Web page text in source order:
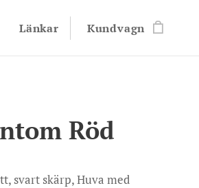
Länkar Kundvagn
Röd
svart skärp, Huva med